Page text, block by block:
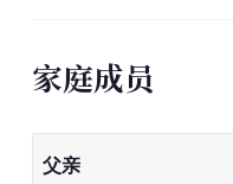
家庭成员
父亲